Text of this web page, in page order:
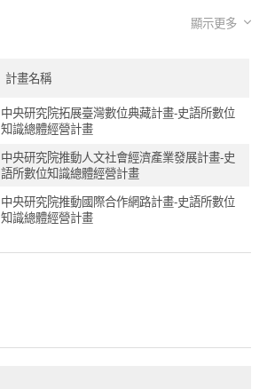
計畫名稱
中央研究院拓展臺灣數位典藏計畫-史語所數位
知識總體經營計畫
中央研究院推動人文社會經濟產業發展計畫-史
語所數位知識總體經營計畫
中央研究院推動國際合作網路計畫-史語所數位
知識總體經營計畫
顯示更多